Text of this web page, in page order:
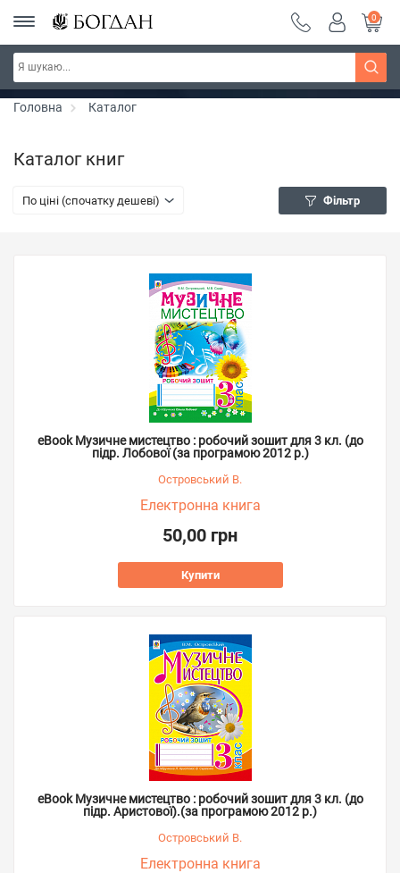
РОЗПРОДАЖ ~ 150 грн ~ 200 грн ~ 250 грн ~
300 грн ~ РОЗПРОДАЖ
Дізнатись більше
0
Головна Каталог
Каталог книг
По ціні (спочатку дешеві) Фільтр
eBook Музичне мистецтво : робочий зошит для 3 кл. (до
підр. Лобової (за програмою 2012 р.)
Островський В.
Електронна книга
50,00 грн
Купити
eBook Музичне мистецтво : робочий зошит для 3 кл. (до
підр. Аристової).(за програмою 2012 р.)
Островський В.
Електронна книга